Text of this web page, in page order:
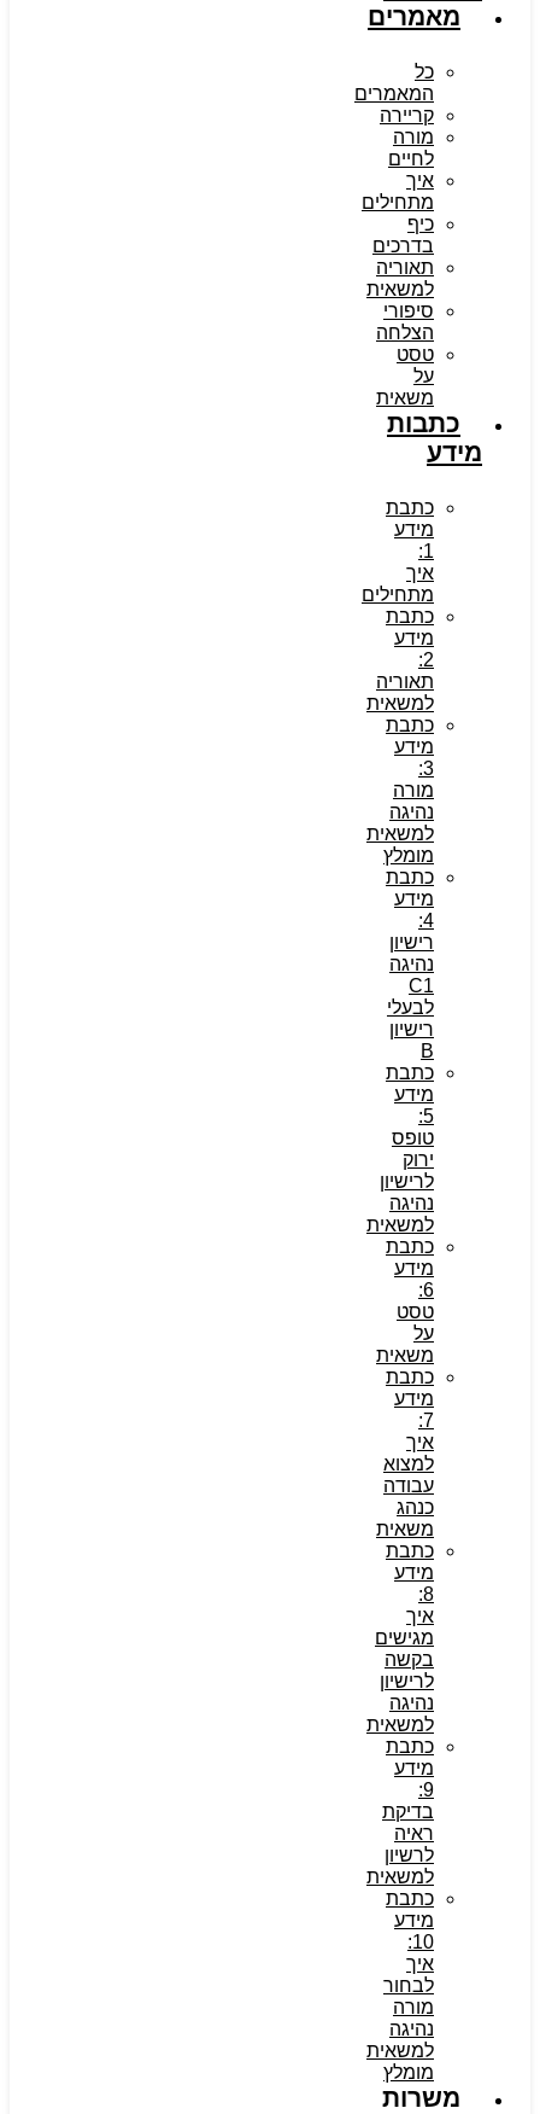
מאמרים
כל
המאמרים
קריירה
מורה
לחיים
איך
מתחילים
כיף
בדרכים
תאוריה
למשאית
סיפורי
הצלחה
טסט
על
משאית
כתבות
מידע
כתבת
מידע
1:
איך
מתחילים
כתבת
מידע
2:
תאוריה
למשאית
כתבת
מידע
3:
מורה
נהיגה
למשאית
מומלץ
כתבת
מידע
4:
רישיון
נהיגה
C1
לבעלי
רישיון
B
כתבת
מידע
5:
טופס
ירוק
לרישיון
נהיגה
למשאית
כתבת
מידע
6:
טסט
על
משאית
כתבת
מידע
7:
איך
למצוא
עבודה
כנהג
משאית
כתבת
מידע
8:
איך
מגישים
בקשה
לרישיון
נהיגה
למשאית
כתבת
מידע
9:
בדיקת
ראיה
לרשיון
למשאית
כתבת
מידע
10:
איך
לבחור
מורה
נהיגה
למשאית
מומלץ
משרות